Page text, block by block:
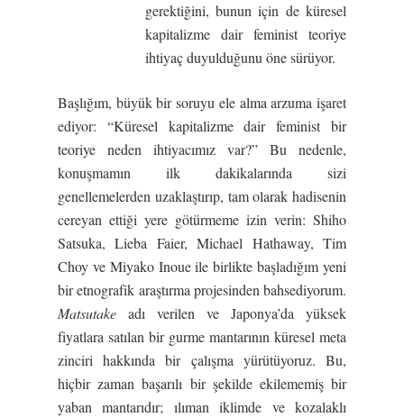
gerektiğini, bunun için de küresel
kapitalizme dair feminist teoriye
ihtiyaç duyulduğunu öne sürüyor.
Başlığım, büyük bir soruyu ele alma arzuma işaret
ediyor: “Küresel kapitalizme dair feminist bir
teoriye neden ihtiyacımız var?” Bu nedenle,
konuşmamın ilk dakikalarında sizi
genellemelerden uzaklaştırıp, tam olarak hadisenin
cereyan ettiği yere götürmeme izin verin: Shiho
Satsuka, Lieba Faier, Michael Hathaway, Tim
Choy ve Miyako Inoue ile birlikte başladığım yeni
bir etnografik araştırma projesinden bahsediyorum.
Matsutake adı verilen ve Japonya’da yüksek
fiyatlara satılan bir gurme mantarının küresel meta
zinciri hakkında bir çalışma yürütüyoruz. Bu,
hiçbir zaman başarılı bir şekilde ekilememiş bir
yaban mantarıdır; ılıman iklimde ve kozalaklı